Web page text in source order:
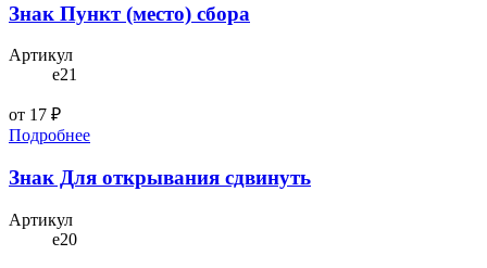
Знак Пункт (место) сбора
Артикул
e21
от 17 ₽
Подробнее
Знак Для открывания сдвинуть
Артикул
e20